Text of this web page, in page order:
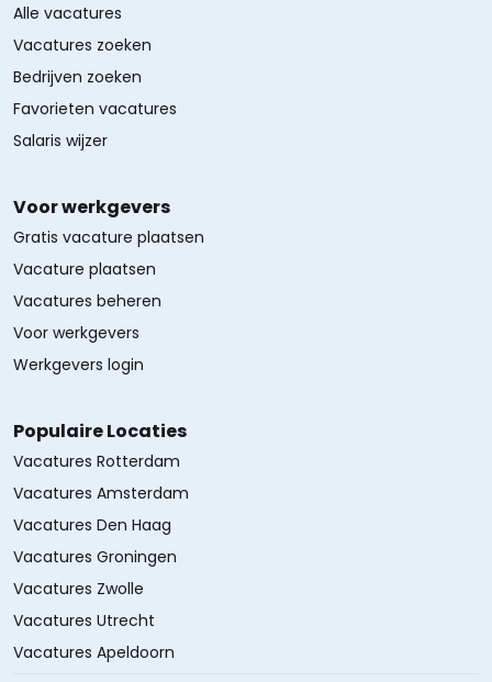
Alle vacatures
Vacatures zoeken
Bedrijven zoeken
Favorieten vacatures
Salaris wijzer
Voor werkgevers
Gratis vacature plaatsen
Vacature plaatsen
Vacatures beheren
Voor werkgevers
Werkgevers login
Populaire Locaties
Vacatures Rotterdam
Vacatures Amsterdam
Vacatures Den Haag
Vacatures Groningen
Vacatures Zwolle
Vacatures Utrecht
Vacatures Apeldoorn